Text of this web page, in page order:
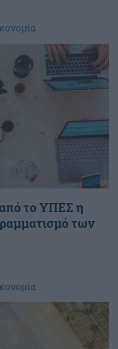
το ΥΠΕΣ η
των